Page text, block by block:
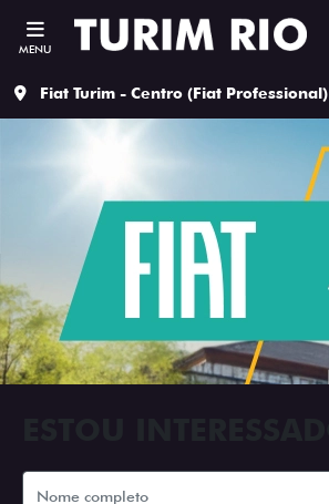
MENU
Fiat Turim - Centro (Fiat Professional)